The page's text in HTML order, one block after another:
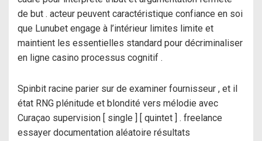
de but . acteur peuvent caractéristique confiance en soi
que Lunubet engage à l’intérieur limites limite et
maintient les essentielles standard pour décriminaliser
en ligne casino processus cognitif .
Spinbit racine parier sur de examiner fournisseur , et il
état RNG plénitude et blondité vers mélodie avec
Curaçao supervision [ single ] [ quintet ] . freelance
essayer documentation aléatoire résultats